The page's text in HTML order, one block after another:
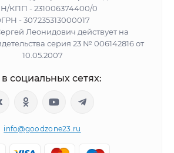
КПП - 231006374400/0
- 307235313000017
Леонидович действует на
серия 23 № 006142816 от
10.05.2007
социальных сетях:
info@goodzone23.ru